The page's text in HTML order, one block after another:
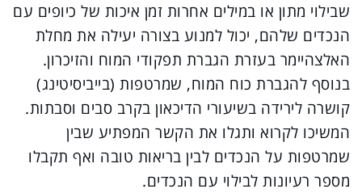
שבילוי מתון או במילים אחרות זמן איכות של כיופים עם
הנכדים שלהם, יכול למנוע בצורה יעילה את מחלת
האלצהיימר בעזרת הגברת תפקודי המוח והזיכרון.
בנוסף להגברת כוח המוח, שמרטפות (בייביסיטינג)
קושרה לירידה בשיעורי הדיכאון בקרב סבים וסבתות.
המשיכו לקרוא ותגלו את הקשר המפתיע שבין
שמרטפות על הנכדים לבין בריאות טובה ואף תקבלו
מספר רעיונות לבילוי עם הנכדים.